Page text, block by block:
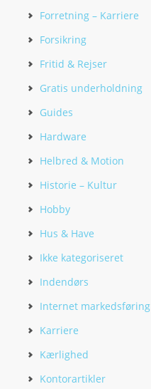
Forretning – Karriere
Forsikring
Fritid & Rejser
Gratis underholdning
Guides
Hardware
Helbred & Motion
Historie – Kultur
Hobby
Hus & Have
Ikke kategoriseret
Indendørs
Internet markedsføring
Karriere
Kærlighed
Kontorartikler